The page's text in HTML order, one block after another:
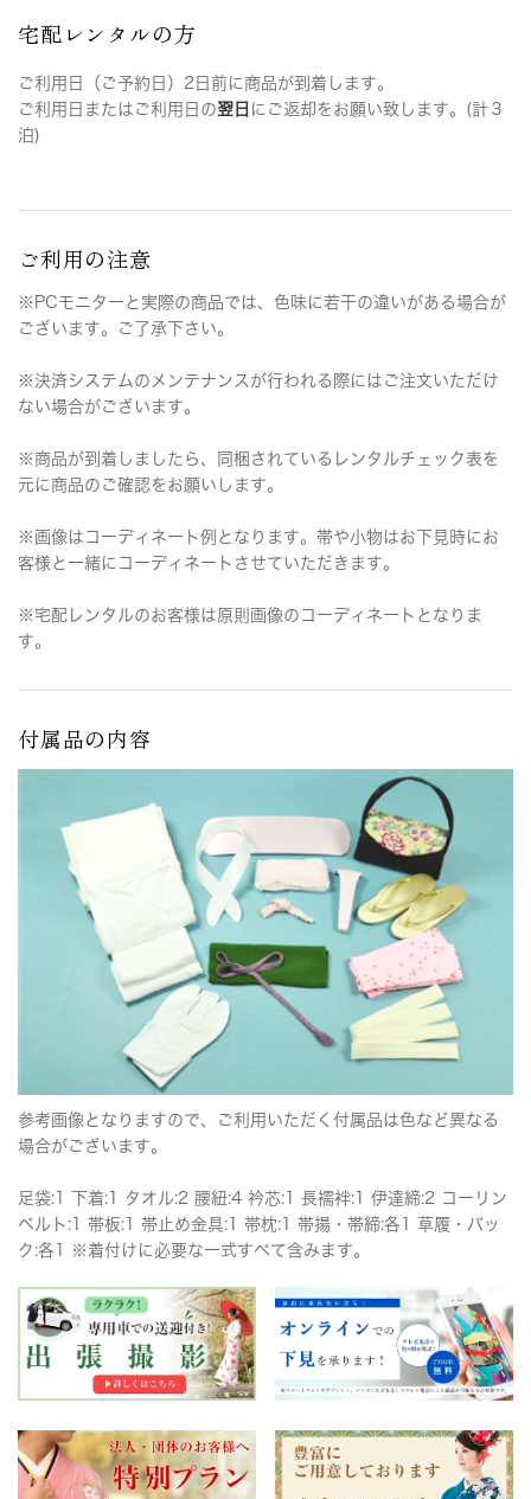
宅配レンタルの方
ご利用日（ご予約日）2日前に商品が到着します。
ご利用日またはご利用日の翌日 にご返却をお願い致します。(計３
泊)
ご利用の注意
※PCモニターと実際の商品では、色味に若干の違いがある場合が
ございます。ご了承下さい。
※決済システムのメンテナンスが行われる際にはご注文いただけ
ない場合がございます。
※商品が到着しましたら、同梱されているレンタルチェック表を
元に商品のご確認をお願いします。
※画像はコーディネート例となります。帯や小物はお下見時にお
客様と一緒にコーディネートさせていただきます。
※宅配レンタルのお客様は原則画像のコーディネートとなりま
す。
付属品の内容
参考画像となりますので、ご利用いただく付属品は色など異なる
場合がございます。
足袋:1 下着:1 タオル:2 腰紐:4 衿芯:1 長襦袢:1 伊達締:2 コーリン
ベルト:1 帯板:1 帯止め金具:1 帯枕:1 帯揚・帯締:各1 草履・バッ
ク:各1 ※着付けに必要な一式すべて含みます。